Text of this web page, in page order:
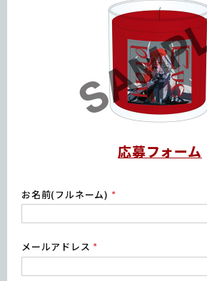
応募フォーム
お名前(フルネーム) *
メールアドレス *